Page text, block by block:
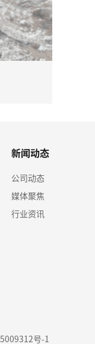
新闻动态
公司动态
媒体聚焦
行业资讯
号-1